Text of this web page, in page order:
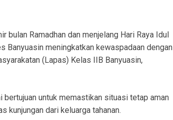
bulan Ramadhan dan menjelang Hari Raya Idul
Banyuasin meningkatkan kewaspadaan dengan
(Lapas) Kelas IIB Banyuasin,
untuk memastikan situasi tetap aman
kunjungan dari keluarga tahanan.